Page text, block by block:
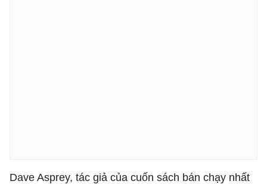
Dave Asprey, tác giả của cuốn sách bán chạy nhất